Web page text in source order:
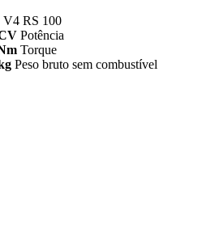
V4 RS 100
Potência
Torque
Peso bruto sem combustível